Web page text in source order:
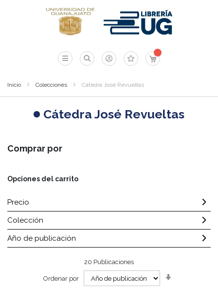
Mi carrito
Inicio Colecciones Cátedra José Revueltas
Cátedra José Revueltas
Comprar por
Opciones del carrito
Precio
Colección
Año de publicación
20 Publicaciones
Ordenar por